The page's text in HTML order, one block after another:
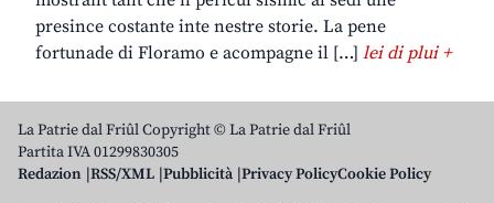
presince costante inte nestre storie. La pene
fortunade di Floramo e acompagne il […] lei di plui +
La Patrie dal Friûl Copyright © La Patrie dal Friûl
Partita IVA 01299830305
Redazion RSS/XML Pubblicità Privacy PolicyCookie Policy